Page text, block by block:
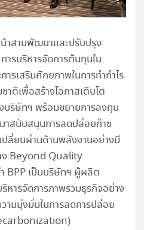
าสานพัฒนาและปรับปรุง
ารบริหารจัดการต้นทุนใน
รเสริมศักยภาพในการทำกำไร
าติเพื่อสร้างโอกาสเติบโต
บริษัทฯ พร้อมขยายการลงทุน
าสนับสนุนการลดปล่อยก๊าซ
ปลี่ยนผ่านด้านพลังงานอย่างมี
ง Beyond Quality
BPP เป็นบริษัทฯ ผู้ผลิต
หารจัดการภาพรวมธุรกิจอย่าง
ามมุ่งมั่นในการลดการปล่อย